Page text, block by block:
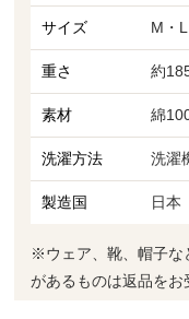
サイズ M・L
重さ 約
素材 綿
洗濯方法 洗濯
製造国 日本
※ウェア、靴、帽子な
があるものは返品をお